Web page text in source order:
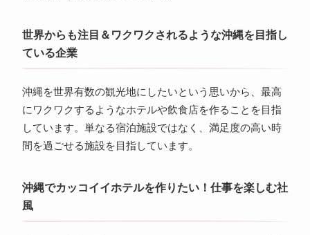
世界からも注目＆ワクワクされるような沖縄を目指し
ている企業
沖縄を世界有数の観光地にしたいという思いから、最高
にワクワクするようなホテルや飲食店を作ることを目指
しています。単なる宿泊施設ではなく、満足度の高い時
間を過ごせる施設を目指しています。
沖縄でカッコイイホテルを作りたい！仕事を楽しむ社
風